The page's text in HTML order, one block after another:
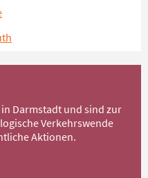
Darmstadt und sind zur
Verkehrswende
Aktionen.